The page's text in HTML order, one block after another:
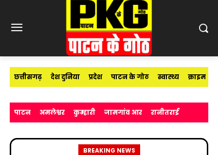
छत्तीसगढ़ देश दुनिया प्रदेश पाटन के गोठ स्वास्थ्य क्राइम
पाटन अमलेश्वर कुम्हारी जामगांव आर रानीतराई
BREAKING NEWS